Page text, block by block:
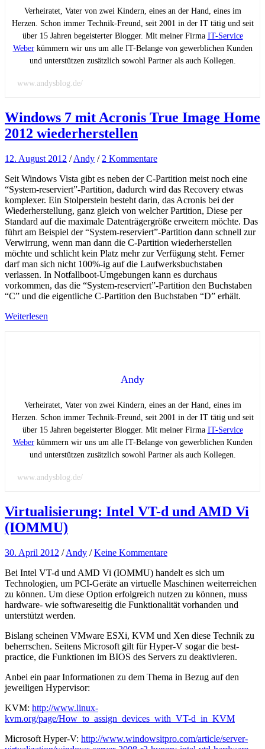
Verheiratet, Vater von zwei Kindern, eines an der Hand, eines im
Herzen. Schon immer Technik-Freund, seit 2001 in der IT tätig und seit
über 15 Jahren begeisterter Blogger. Mit meiner Firma IT-Service
Weberkümmern wir uns um alle IT-Belange von gewerblichen Kunden
und unterstützen zusätzlich sowohl Partner als auch Kollegen.
www.andysblog.de/
Windows 7 mit Acronis True Image Home
2012 wiederherstellen
12. August 2012 /Andy / 2 Kommentare
Seit Windows Vista gibt es neben der C-Partition meist noch eine
“System-reserviert”-Partition, dadurch wird das Recovery etwas
komplexer. Ein Stolperstein besteht darin, das Acronis bei der
Wiederherstellung, ganz gleich von welcher Partition, Diese per
Standard auf die maximale Datenträgergröße erweitern möchte. Das
führt am Beispiel der “System-reserviert”-Partition dann schnell zur
Verwirrung, wenn man dann die C-Partition wiederherstellen
möchte und schlicht kein Platz mehr zur Verfügung steht. Ferner
darf man sich nicht 100%-ig auf die Laufwerksbuchstaben
verlassen. In Notfallboot-Umgebungen kann es durchaus
vorkommen, das die “System-reserviert”-Partition den Buchstaben
“C” und die eigentliche C-Partition den Buchstaben “D” erhält.
Weiterlesen
Andy
Verheiratet, Vater von zwei Kindern, eines an der Hand, eines im
Herzen. Schon immer Technik-Freund, seit 2001 in der IT tätig und seit
über 15 Jahren begeisterter Blogger. Mit meiner Firma IT-Service
Weberkümmern wir uns um alle IT-Belange von gewerblichen Kunden
und unterstützen zusätzlich sowohl Partner als auch Kollegen.
www.andysblog.de/
Virtualisierung: Intel VT-d und AMD Vi
(IOMMU)
30. April 2012 /Andy /Keine Kommentare
Bei Intel VT-d und AMD Vi (IOMMU) handelt es sich um
Technologien, um PCI-Geräte an virtuelle Maschinen weiterreichen
zu können. Um diese Option erfolgreich nutzen zu können, muss
hardware- wie softwareseitig die Funktionalität vorhanden und
unterstützt werden.
Bislang scheinen VMware ESXi, KVM und Xen diese Technik zu
beherrschen. Seitens Microsoft gilt für Hyper-V sogar die best-
practice, die Funktionen im BIOS des Servers zu deaktivieren.
Anbei ein paar Informationen zu dem Thema in Bezug auf den
jeweiligen Hypervisor:
KVM: http://www.linux-
kvm.org/page/How_to_assign_devices_with_VT-d_in_KVM
Microsoft Hyper-V: http://www.windowsitpro.com/article/server-